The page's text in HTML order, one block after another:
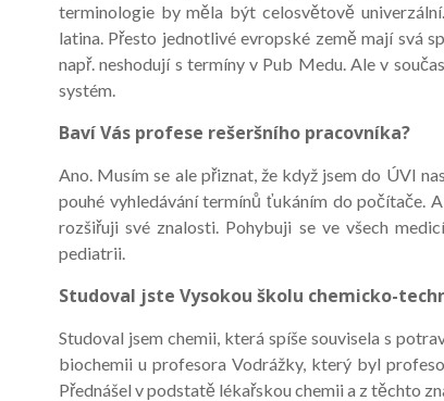
terminologie by měla být celosvětově
latina. Přesto jednotlivé evropské země mají svá
např. neshodují s termíny v Pub Medu. Ale v
systém.
Baví Vás profese rešeršního pracovníka?
Ano. Musím se ale přiznat, že když jsem do ÚVI
pouhé vyhledávání termínů ťukáním do počítače.
rozšiřuji své znalosti. Pohybuji se ve všech
pediatrii.
Studoval jste Vysokou školu chemicko-
Studoval jsem chemii, která spíše souvisela s
biochemii u profesora Vodrážky, který byl
Přednášel v podstatě lékařskou chemii a z těchto